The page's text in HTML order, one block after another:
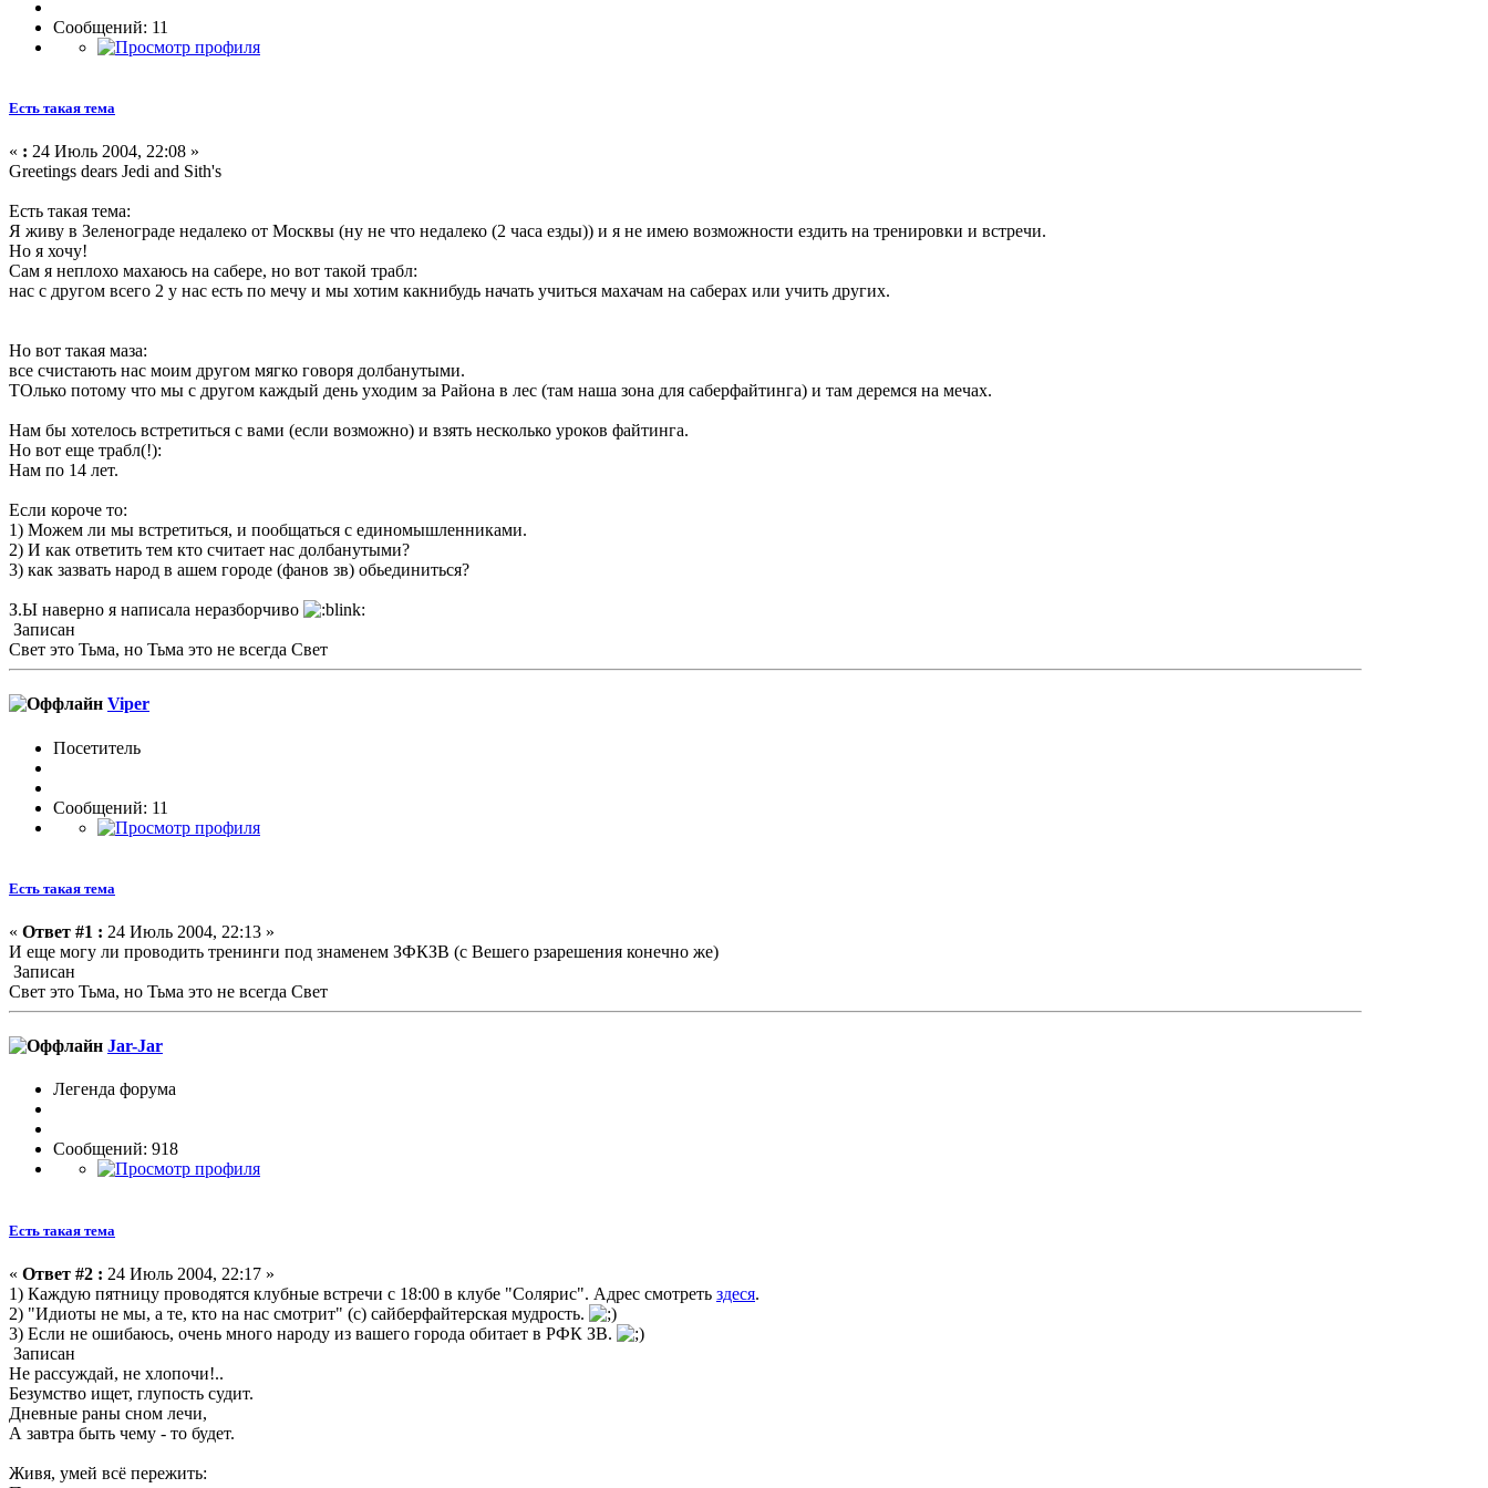
Сообщений: 11
Есть такая тема
« : 24 Июль 2004, 22:08 »
Greetings dears Jedi and Sith's
Есть такая тема:
Я живу в Зеленограде недалеко от Москвы (ну не что недалеко (2 часа езды)) и я не имею возможности ездить на тренировки и встречи.
Но я хочу!
Сам я неплохо махаюсь на сабере, но вот такой трабл:
нас с другом всего 2 у нас есть по мечу и мы хотим какнибудь начать учиться махачам на саберах или учить других.
Но вот такая маза:
все счистають нас моим другом мягко говоря долбанутыми.
ТОлько потому что мы с другом каждый день уходим за Района в лес (там наша зона для саберфайтинга) и там деремся на мечах.
Нам бы хотелось встретиться с вами (если возможно) и взять несколько уроков файтинга.
Но вот еще трабл(!):
Нам по 14 лет.
Если короче то:
1) Можем ли мы встретиться, и пообщаться с единомышленниками.
2) И как ответить тем кто считает нас долбанутыми?
3) как зазвать народ в ашем городе (фанов зв) обьединиться?
З.Ы наверно я написала неразборчиво
Записан
Свет это Тьма, но Тьма это не всегда Свет
Viper
Посетитель
Сообщений: 11
Есть такая тема
« Ответ #1 : 24 Июль 2004, 22:13 »
И еще могу ли проводить тренинги под знаменем ЗФКЗВ (с Вешего рзарешения конечно же)
Записан
Свет это Тьма, но Тьма это не всегда Свет
Jar-Jar
Легенда форума
Сообщений: 918
Есть такая тема
« Ответ #2 : 24 Июль 2004, 22:17 »
1) Каждую пятницу проводятся клубные встречи с 18:00 в клубе "Солярис". Адрес смотреть здеся.
2) "Идиоты не мы, а те, кто на нас смотрит" (с) сайберфайтерская мудрость.
3) Если не ошибаюсь, очень много народу из вашего города обитает в РФК ЗВ.
Записан
Не рассуждай, не хлопочи!..
Безумство ищет, глупость судит.
Дневные раны сном лечи,
А завтра быть чему - то будет.
Живя, умей всё пережить: